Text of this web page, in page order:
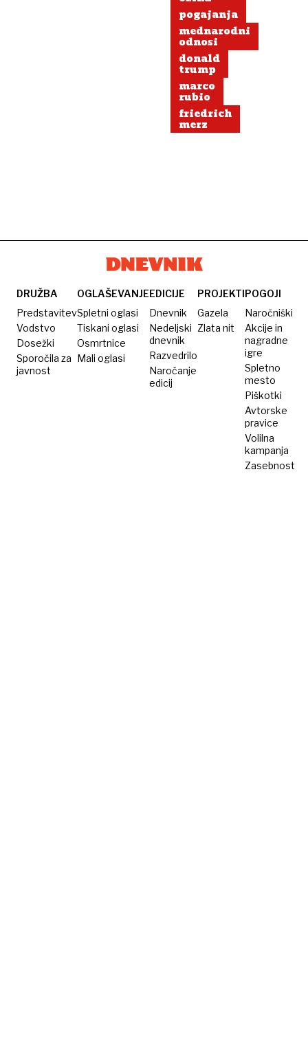
manejo
roke
pogajanja
mednarodni
odnosi
donald
trump
marco
rubio
friedrich
merz
DRUŽBA
Predstavitev
Vodstvo
Dosežki
Sporočila za
javnost
OGLAŠEVANJE
Spletni oglasi
Tiskani oglasi
Osmrtnice
Mali oglasi
EDICIJE
Dnevnik
Nedeljski
dnevnik
Razvedrilo
Naročanje
edicij
PROJEKTI
Gazela
Zlata nit
POGOJI
Naročniški
Akcije in
nagradne
igre
Spletno
mesto
Piškotki
Avtorske
pravice
Volilna
kampanja
Zasebnost